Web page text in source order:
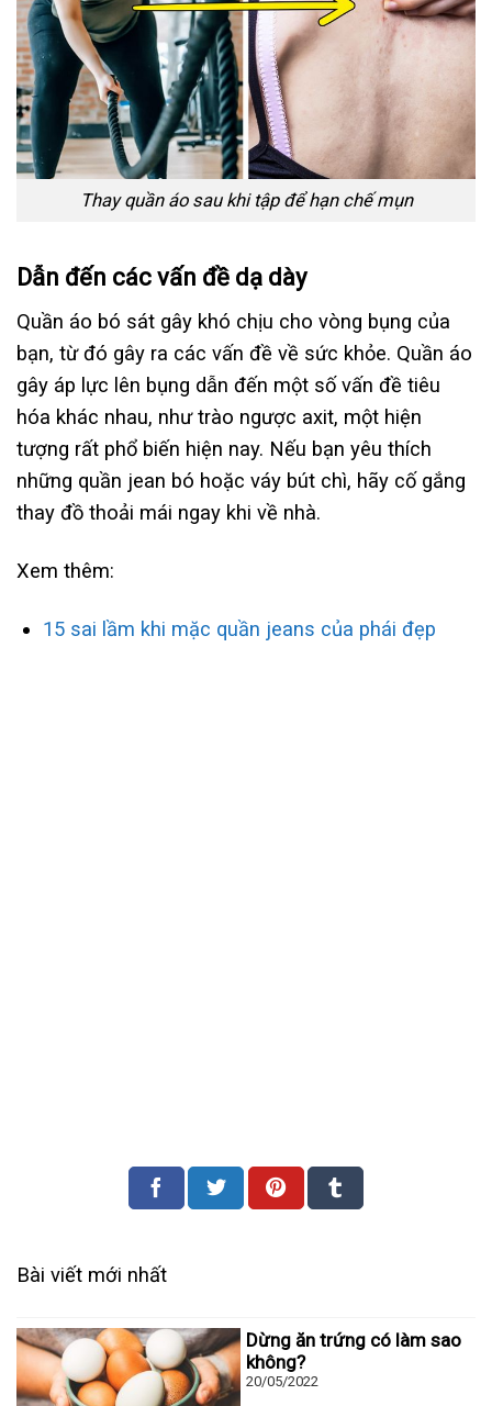
Thay quần áo sau khi tập để hạn chế mụn
Dẫn đến các vấn đề dạ dày
Quần áo bó sát gây khó chịu cho vòng bụng của
bạn, từ đó gây ra các vấn đề về sức khỏe. Quần áo
gây áp lực lên bụng dẫn đến một số vấn đề tiêu
hóa khác nhau, như trào ngược axit, một hiện
tượng rất phổ biến hiện nay. Nếu bạn yêu thích
những quần jean bó hoặc váy bút chì, hãy cố gắng
thay đồ thoải mái ngay khi về nhà.
Xem thêm:
15 sai lầm khi mặc quần jeans của phái đẹp
Bài viết mới nhất
Dừng ăn trứng có làm sao
không?
20/05/2022